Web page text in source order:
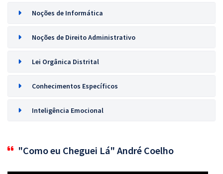
Noções de Informática
Noções de Direito Administrativo
Lei Orgânica Distrital
Conhecimentos Específicos
Inteligência Emocional
"Como eu Cheguei Lá" André Coelho